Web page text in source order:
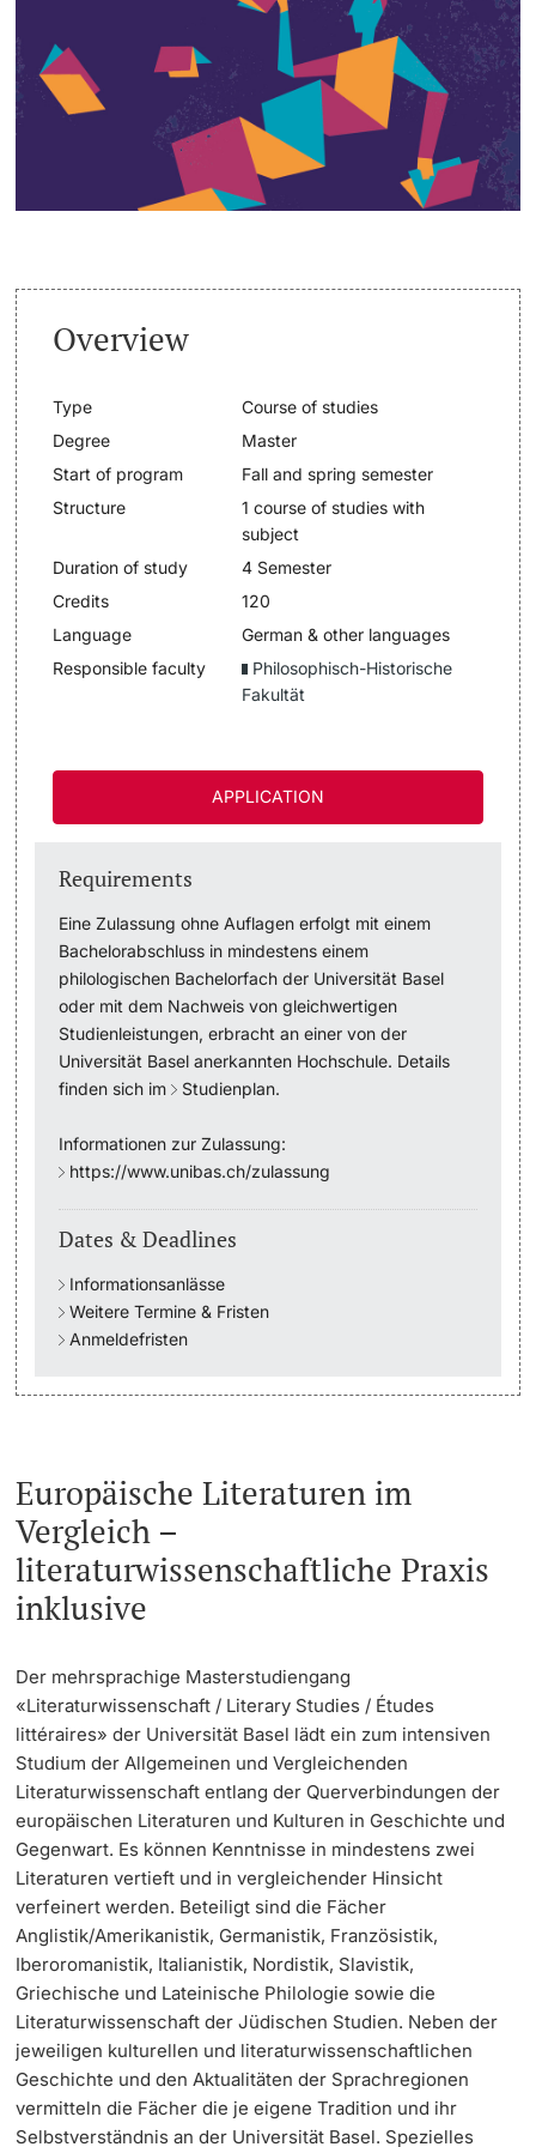
PhD Candidates
Further information
Lecturers
Dates
Informations, Events & Get a Taste
Student Advice Center
Five reasons for studying in Basel
In My Studies
Course Directory
Course Registration
Semester Registration
Dates
Documents & Verification
Welcome to the University of Basel
Mobility
Campus Credits
Course Auditors
Student Life
Campus Stories
Advice & Support
Student Advice Center
Funding
Career Counseling
Coordination Office for Refugees
Inclusive University
Support Services Guide
Learning & Teaching
AI in learning and teaching
Digital learning
Language Center
Learning Spaces
University Library Basel
Lernbörse
Continuing Education
University
Overview
Type
Course of studies
Degree
Master
Start of program
Fall and spring semester
Structure
1 course of studies with
subject
Duration of study
4 Semester
Credits
120
Language
German & other languages
Responsible faculty
Philosophisch-Historische
Fakultät
APPLICATION
Requirements
Eine Zulassung ohne Auflagen erfolgt mit einem
Bachelorabschluss in mindestens einem
philologischen Bachelorfach der Universität Basel
oder mit dem Nachweis von gleichwertigen
Studienleistungen, erbracht an einer von der
Universität Basel anerkannten Hochschule. Details
finden sich im Studienplan.
Informationen zur Zulassung:
https://www.unibas.ch/zulassung
Dates & Deadlines
Informationsanlässe
Weitere Termine & Fristen
Anmeldefristen
Europäische Literaturen im
Vergleich –
literaturwissenschaftliche Praxis
inklusive
Der mehrsprachige Masterstudiengang
«Literaturwissenschaft / Literary Studies / Études
littéraires» der Universität Basel lädt ein zum intensiven
Studium der Allgemeinen und Vergleichenden
Literaturwissenschaft entlang der Querverbindungen der
europäischen Literaturen und Kulturen in Geschichte und
Gegenwart. Es können Kenntnisse in mindestens zwei
Literaturen vertieft und in vergleichender Hinsicht
verfeinert werden. Beteiligt sind die Fächer
Anglistik/Amerikanistik, Germanistik, Französistik,
Iberoromanistik, Italianistik, Nordistik, Slavistik,
Griechische und Lateinische Philologie sowie die
Literaturwissenschaft der Jüdischen Studien. Neben der
jeweiligen kulturellen und literaturwissenschaftlichen
Geschichte und den Aktualitäten der Sprachregionen
vermitteln die Fächer die je eigene Tradition und ihr
Selbstverständnis an der Universität Basel. Spezielles